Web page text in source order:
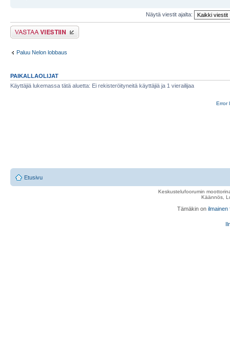
Näytä viestit ajalta:
Lähetä vastaus
Paluu Nelon lobbaus
PAIKALLAOLIJAT
Käyttäjiä lukemassa tätä aluetta: Ei rekisteröityneitä käyttäjiä ja 1 vierailijaa
Error
Etusivu
Keskustelufoorumin
Käännös,
Tämäkin on ilmainen